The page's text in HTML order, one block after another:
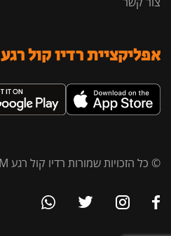
אפליקציית רדיו קול רגע
© כל הזכויות שמורות רדיו קול רגע 96FM 91.5FM